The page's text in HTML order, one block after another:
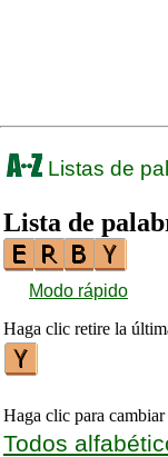
Listas de
Lista de
Modo rápido
Haga clic retire la
Haga clic para
Todos